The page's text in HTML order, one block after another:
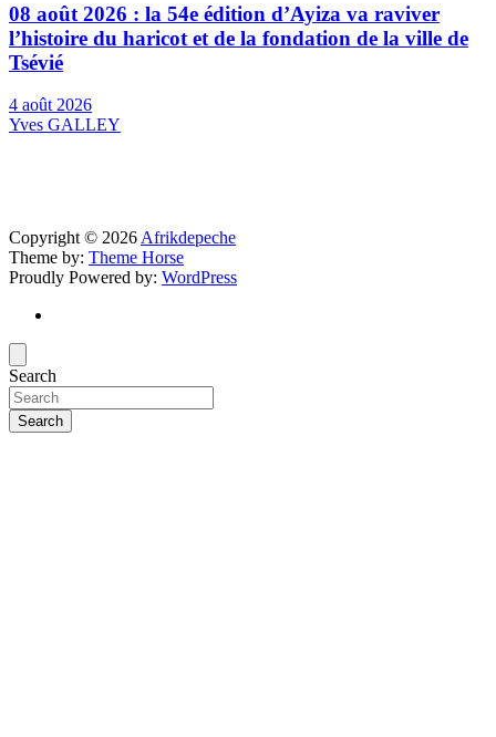
08 août 2026 : la 54e édition d’Ayiza va raviver
l’histoire du haricot et de la fondation de la ville de
Tsévié
4 août 2026
Yves GALLEY
Copyright © 2026Afrikdepeche
Theme by: Theme Horse
Proudly Powered by: WordPress
Search
Search